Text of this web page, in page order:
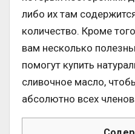
либо их там
количество. Кроме
вам несколько
помогут купить
сливочное масло,
абсолютно всех